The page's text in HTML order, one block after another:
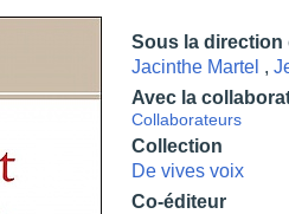
Sous la direction
Jacinthe Martel ,
Avec la
Collaborateurs
Collection
De vives voix
Co-éditeur